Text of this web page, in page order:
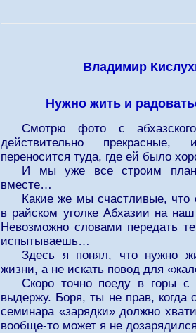
Владимир
Нужно жить и
Смотрю фото с
действительно
переносится туда, где ей было
И мы уже все строим
вместе…
Какие же мы счастливые, что
в райском уголке Абхазии на
Невозможно словами передать
испытываешь…
Здесь я понял, что нужно
жизни, а не искать повод для
Скоро точно поеду в горы
выдержу. Боря, ты не прав, когда
семинара «зарядки» должно
вообще-то может я не